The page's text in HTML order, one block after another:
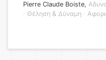
Pierre Claude Boiste,
· Θέληση & Δύναμη ·